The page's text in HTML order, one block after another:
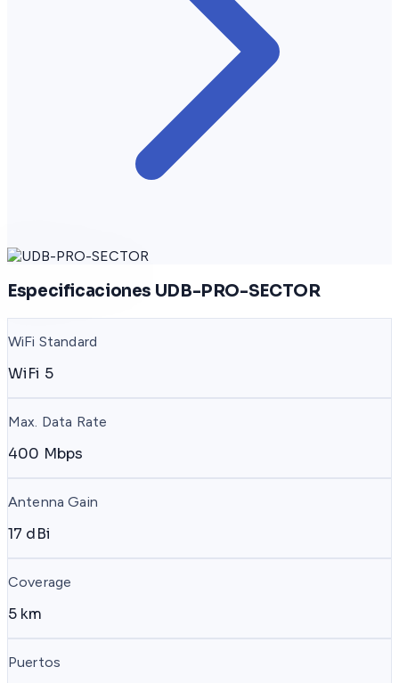
Especificaciones UDB-PRO-SECTOR
WiFi Standard
WiFi 5
Max. Data Rate
400 Mbps
Antenna Gain
17 dBi
Coverage
5 km
Puertos